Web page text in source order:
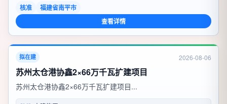
核准
福建省南平市
查看详情
拟在建 2026-08-06
苏州太仓港协鑫2×66万千瓦扩建项目
苏州太仓港协鑫2×66万千瓦扩建项目...